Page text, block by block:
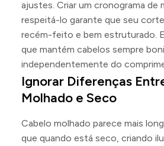
ajustes. Criar um cronograma de
respeitá-lo garante que seu
recém-feito e bem estruturado.
que mantém cabelos sempre
independentemente do
Ignorar Diferenças
Molhado e Seco
Cabelo molhado parece mais
que quando está seco, criando